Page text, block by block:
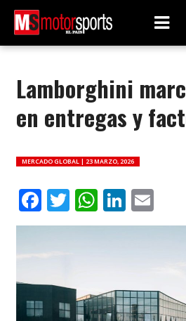
Lamborghini
en entregas y
MERCADO GLOBAL | 23 MARZO, 2026
Facebook
Twitter